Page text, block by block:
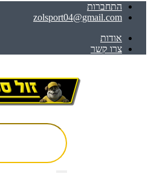
התחברות
zolsport04@gmail.com
אודות
צרו קשר